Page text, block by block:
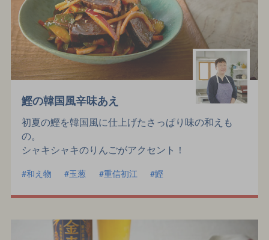
鰹の韓国風辛味あえ
初夏の鰹を韓国風に仕上げたさっぱり味の和えも
の。
シャキシャキのりんごがアクセント！
和え物 玉葱 重信初江 鰹